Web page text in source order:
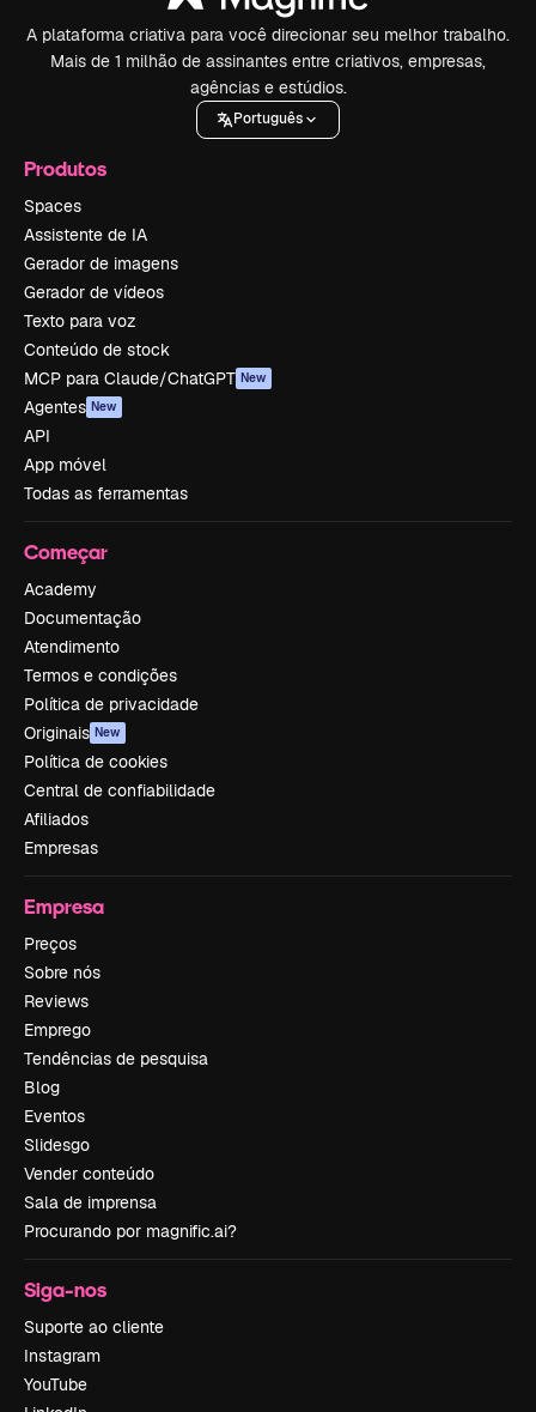
A plataforma criativa para você direcionar seu melhor trabalho.
Mais de 1 milhão de assinantes entre criativos, empresas,
agências e estúdios.
Português
Produtos
Spaces
Assistente de IA
Gerador de imagens
Gerador de vídeos
Texto para voz
Conteúdo de stock
MCP para Claude/ChatGPT New
Agentes New
API
App móvel
Todas as ferramentas
Começar
Academy
Documentação
Atendimento
Termos e condições
Política de privacidade
Originais New
Política de cookies
Central de confiabilidade
Afiliados
Empresas
Empresa
Preços
Sobre nós
Reviews
Emprego
Tendências de pesquisa
Blog
Eventos
Slidesgo
Vender conteúdo
Sala de imprensa
Procurando por magnific.ai?
Siga-nos
Suporte ao cliente
Instagram
YouTube